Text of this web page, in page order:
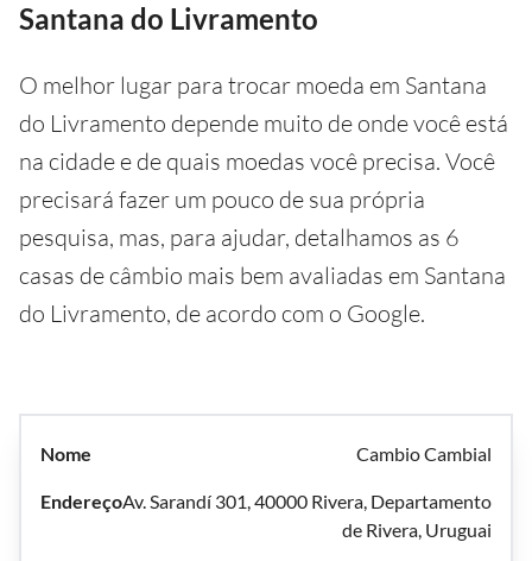
Santana do Livramento
O melhor lugar para trocar moeda em Santana
do Livramento depende muito de onde você está
na cidade e de quais moedas você precisa. Você
precisará fazer um pouco de sua própria
pesquisa, mas, para ajudar, detalhamos as 6
casas de câmbio mais bem avaliadas em Santana
do Livramento, de acordo com o Google.
Cambio Cambial
Av. Sarandí 301, 40000 Rivera, Departamento
de Rivera, Uruguai